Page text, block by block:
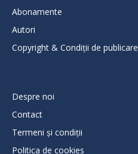
Abonamente
Autori
Copyright & Condiții de publicare
Despre noi
Contact
Termeni și condiții
Politica de cookies